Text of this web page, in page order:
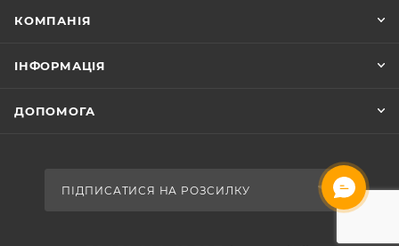
КОМПАНІЯ
ІНФОРМАЦІЯ
ДОПОМОГА
ПІДПИСАТИСЯ НА РОЗСИЛКУ